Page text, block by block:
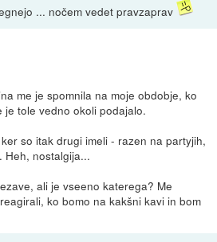
... nočem vedet pravzaprav
me je spomnila na moje obdobje, ko
tole vedno okoli podajalo.
so itak drugi imeli - razen na partyjih,
Heh, nostalgija...
ali je vseeno katerega? Me
ko bomo na kakšni kavi in bom